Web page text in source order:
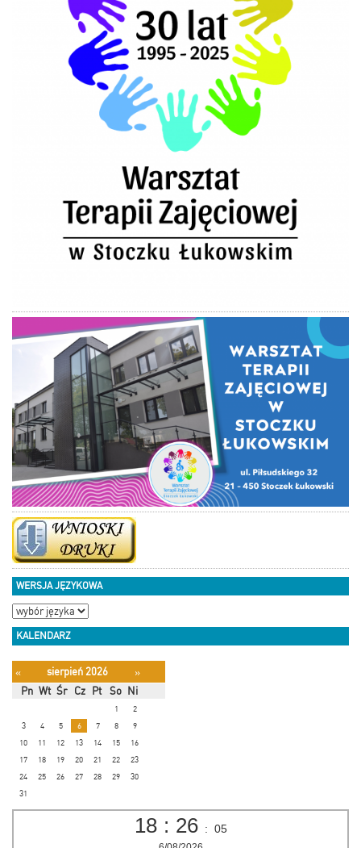
WERSJA JĘZYKOWA
KALENDARZ
« sierpień 2026
»
Pn Wt Śr Cz Pt So Ni
1
2
3
4 5 6 7 8
9
10
11 12 13 14 15
16
17
18 19 20 21 22
23
24
25 26 27 28 29
30
31
18 : 26 : 06